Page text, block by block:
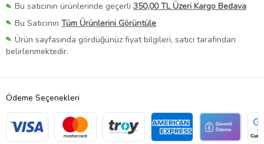
Bu satıcının ürünlerinde geçerli 350,00 TL Üzeri Kargo Bedava
Bu Satıcının Tüm Ürünlerini Görüntüle
Ürün sayfasında gördüğünüz fiyat bilgileri, satıcı tarafından
belirlenmektedir.
Ödeme Seçenekleri